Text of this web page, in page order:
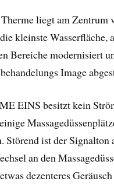
liegt am Zentrum
kleinste Wasserfläche,
Bereiche modernisiert
Image
EINS besitzt kein
Störend ist der Signalton
an den
dezenteres